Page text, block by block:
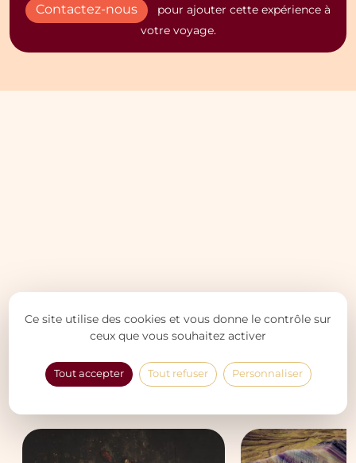
Contactez-nous
pour ajouter cette expérience à
votre voyage.
Ajoutez d’autres expériences à
Ce site utilise des cookies et vous donne le contrôle sur
ceux que vous souhaitez activer
Tout accepter Tout refuser Personnaliser